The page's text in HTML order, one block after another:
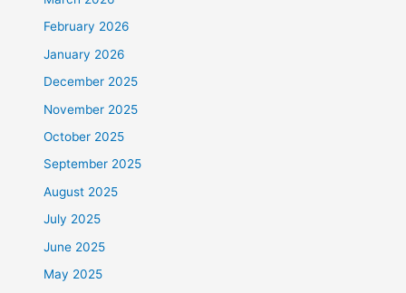
February 2026
January 2026
December 2025
November 2025
October 2025
September 2025
August 2025
July 2025
June 2025
May 2025